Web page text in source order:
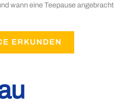
wann eine Teepause angebracht
ERKUNDEN